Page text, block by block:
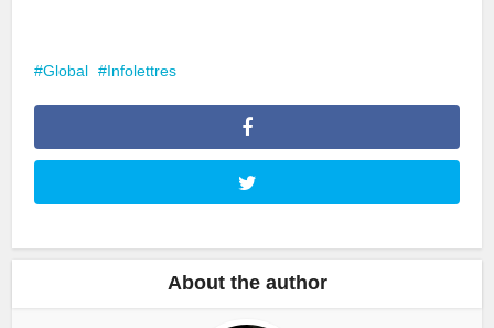
Global Infolettres
About the author